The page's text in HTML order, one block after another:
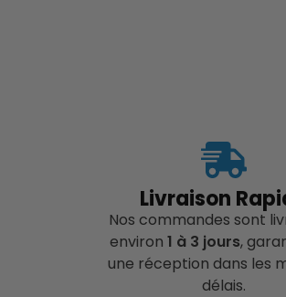
Livraison
Nos commandes sont
environ 1 à 3 jours,
une réception dans les
délais.